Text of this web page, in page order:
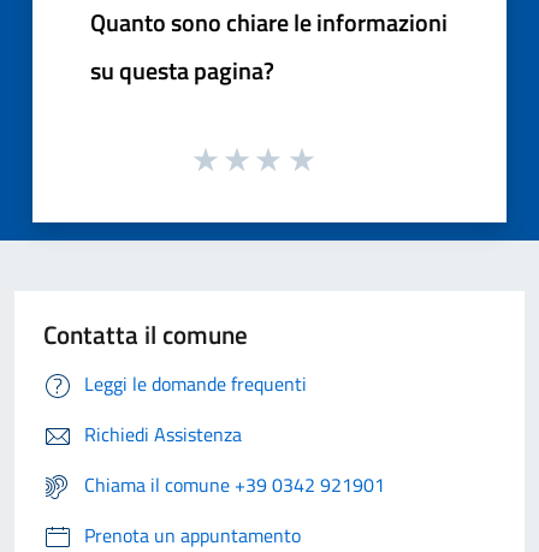
Quanto sono chiare le informazioni
su questa pagina?
Contatta il comune
Leggi le domande frequenti
Richiedi Assistenza
Chiama il comune +39 0342 921901
Prenota un appuntamento